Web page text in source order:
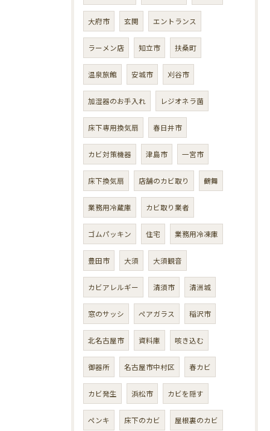
大府市 玄関 エントランス
ラーメン店 知立市 扶桑町
温泉旅館 安城市 刈谷市
加湿器のお手入れ レジオネラ菌
床下専用換気扇 春日井市
カビ対策機器 津島市 一宮市
床下換気扇 店舗のカビ取り 鶴舞
業務用冷蔵庫 カビ取り業者
ゴムパッキン 住宅 業務用冷凍庫
豊田市 大須 大須観音
カビアレルギー 清須市 清洲城
窓のサッシ ペアガラス 稲沢市
北名古屋市 資料庫 咳き込む
御器所 名古屋市中村区 春カビ
カビ発生 浜松市 カビを隠す
ペンキ 床下のカビ 屋根裏のカビ